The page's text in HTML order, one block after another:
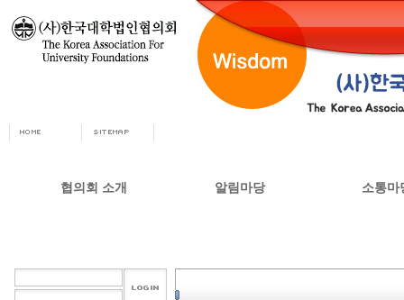
협의회 소개 알림마당 소통마